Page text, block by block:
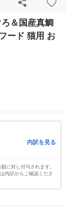
＆国産真鯛
ード 猫用 お
内訳を見る
に対し付与されます。
内訳からご確認くださ